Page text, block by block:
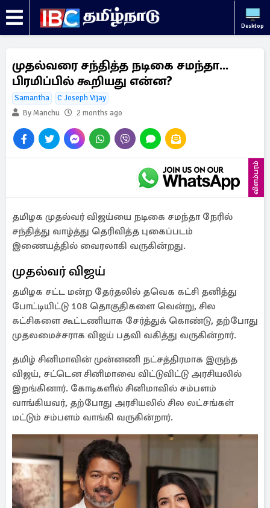
Desktop
முதல்வரை சந்தித்த நடிகை சமந்தா...
பிரமிப்பில் கூறியது என்ன?
Samantha
C Joseph Vijay
By Manchu
2 months ago
விளம்பரம்
தமிழக முதல்வர் விஜய்யை நடிகை சமந்தா நேரில்
சந்தித்து வாழ்த்து தெரிவித்த புகைப்படம்
இணையத்தில் வைரலாகி வருகின்றது.
முதல்வர் விஜய்
தமிழக சட்ட மன்ற தேர்தலில் தவெக கட்சி தனித்து
போட்டியிட்டு 108 தொகுதிகளை வென்று, சில
கட்சிகளை கூட்டணியாக சேர்த்துக் கொண்டு, தற்போது
முதலமைச்சராக விஜய் பதவி வகித்து வருகின்றார்.
தமிழ் சினிமாவின் முன்னணி நட்சத்திரமாக இருந்த
விஜய், சட்டென சினிமாவை விட்டுவிட்டு அரசியலில்
இறங்கினார். கோடிகளில் சினிமாவில் சம்பளம்
வாங்கியவர், தற்போது அரசியலில் சில லட்சங்கள்
மட்டும் சம்பளம் வாங்கி வருகின்றார்.